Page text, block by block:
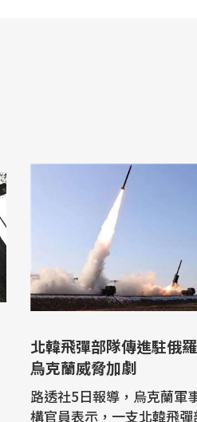
北韓飛彈部隊傳進駐俄
烏克蘭威脅加劇
路透社5日報導，烏克蘭軍
構官員表示，一支北韓飛